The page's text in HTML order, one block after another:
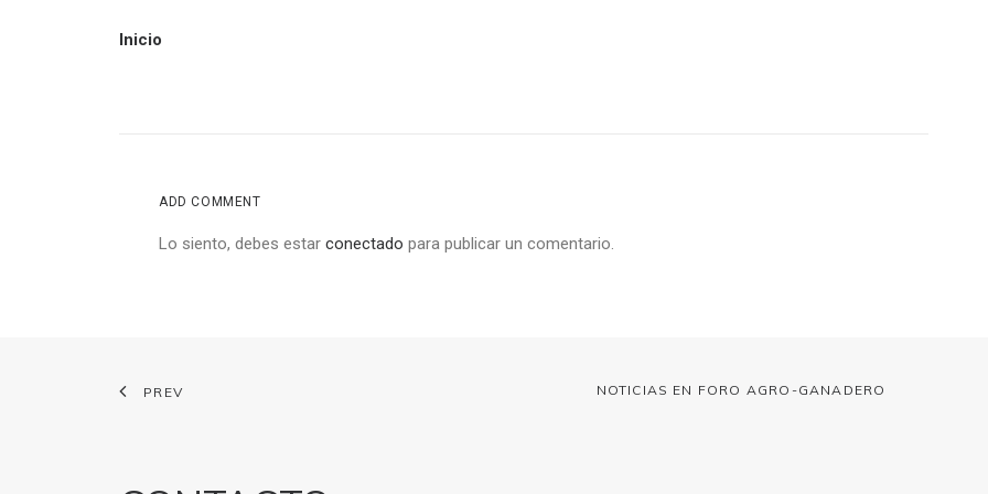
Inicio
ADD COMMENT
Lo siento, debes estar conectado para publicar un comentario.
PREV NOTICIAS EN FORO AGRO-GANADERO